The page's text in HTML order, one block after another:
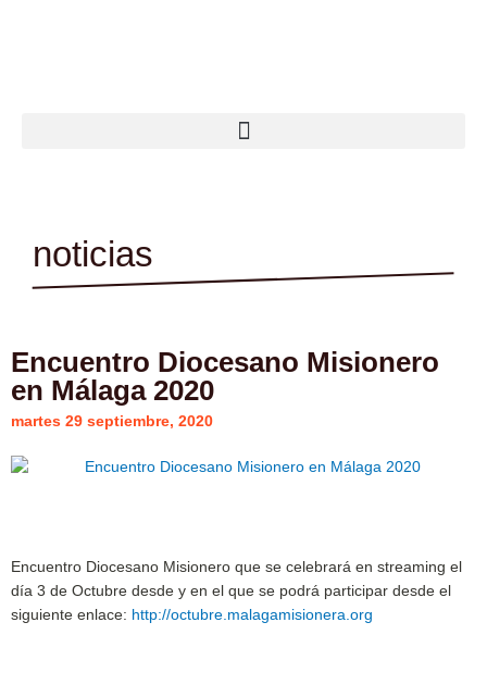
noticias
Encuentro Diocesano Misionero
en Málaga 2020
martes 29 septiembre, 2020
Encuentro Diocesano Misionero que se celebrará en streaming el
día 3 de Octubre desde y en el que se podrá participar desde el
siguiente enlace: http://octubre.malagamisionera.org